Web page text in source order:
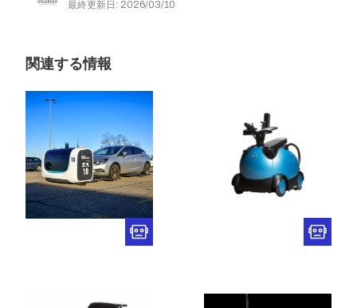
最終更新日: 2026/03/10
関連する情報